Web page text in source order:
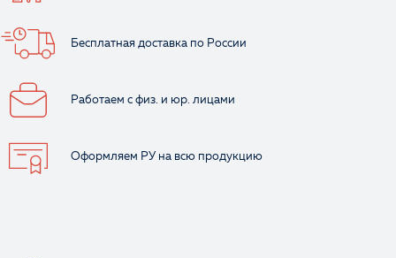
Бесплатная доставка по России
Работаем с физ. и юр. лицами
Оформляем РУ на всю продукцию